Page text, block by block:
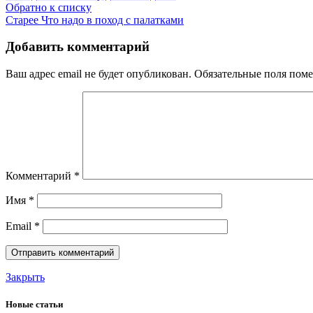
Обратно к списку
Старее Что надо в поход с палатками
Добавить комментарий
Ваш адрес email не будет опубликован. Обязательные поля
Комментарий *
Имя *
Email *
Закрыть
Новые статьи